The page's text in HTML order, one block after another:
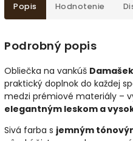
Popis Hodnotenie
Podrobný popis
Obliečka na vankúš
praktický doplnok do každej
medzi prémiové materiály –
elegantným leskom a
Sivá farba s jemným